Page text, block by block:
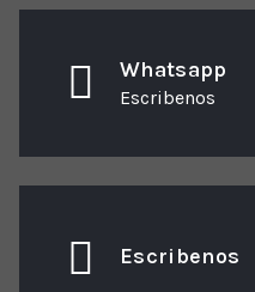
Whatsapp
Escribenos
Escribenos